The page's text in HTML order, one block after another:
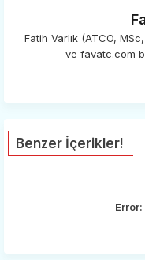
Fatih Varlık (ATCO,
ve favatc.com
Benzer İçerikler!
Error: